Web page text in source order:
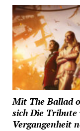
Mit The Ballad
sich Die Tribute
Vergangenheit